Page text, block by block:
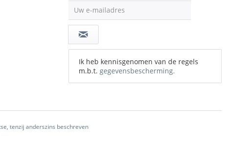
Uw e-mailadres
Ik heb kennisgenomen van de regels
m.b.t. gegevensbescherming.
tenzij anderszins beschreven